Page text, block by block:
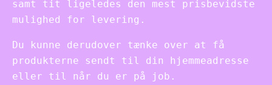
samt tit ligeledes den mest prisbevidste
mulighed for levering.
Du kunne derudover tænke over at få
produkterne sendt til din hjemmeadresse
eller til når du er på job.